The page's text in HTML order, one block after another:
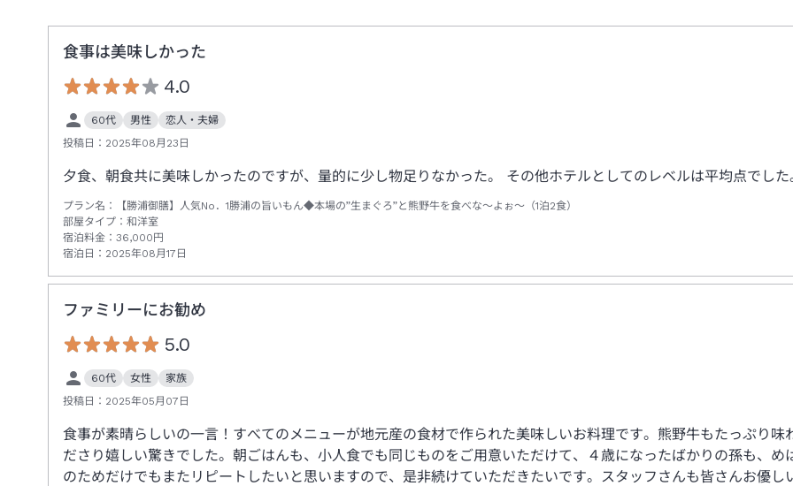
食事は美味しかった
4.0
60代 男性
恋人・夫婦
投稿日： 2025年08月23日
夕食、朝食共に美味しかったのですが、量的に少し物足りなかった。 その他ホテルとしてのレベルは平均点でした
プラン名：
【勝浦御膳】人気No．1勝浦の旨いもん◆本場の”生まぐろ”と熊野牛を食べな～よぉ～（1泊2食）
部屋タイプ： 和洋室
宿泊料金： 36,000円
宿泊日： 2025年08月17日
ファミリーにお勧め
5.0
60代 女性
家族
投稿日： 2025年05月07日
食事が素晴らしいの一言！すべてのメニューが地元産の食材で作られた美味しいお料理です。熊野牛もたっぷり
ださり嬉しい驚きでした。朝ごはんも、小人食でも同じものをご用意いただけて、４歳になったばかりの孫も、
のためだけでもまたリピートしたいと思いますので、是非続けていただきたいです。スタッフさんも皆さんお優